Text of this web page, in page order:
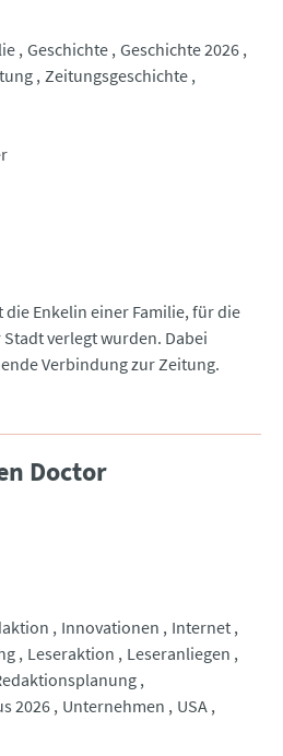
Geschichte Geschichte 2026
Zeitungsgeschichte
Enkelin einer Familie, für die
verlegt wurden. Dabei
Verbindung zur Zeitung.
Doctor
Innovationen
Internet
Leseraktion
Leseranliegen
2026 Unternehmen
USA